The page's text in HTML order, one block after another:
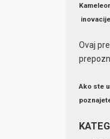
Ovaj
Ako ste